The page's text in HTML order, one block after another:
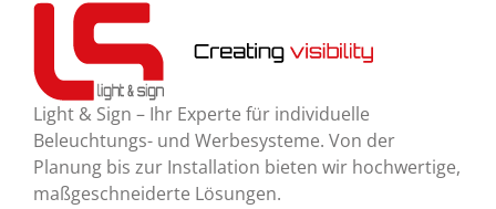
Light & Sign – Ihr Experte für individuelle
Beleuchtungs- und Werbesysteme. Von der
Planung bis zur Installation bieten wir hochwertige,
maßgeschneiderte Lösungen.